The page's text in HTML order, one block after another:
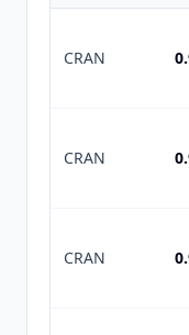
CRAN
CRAN
CRAN